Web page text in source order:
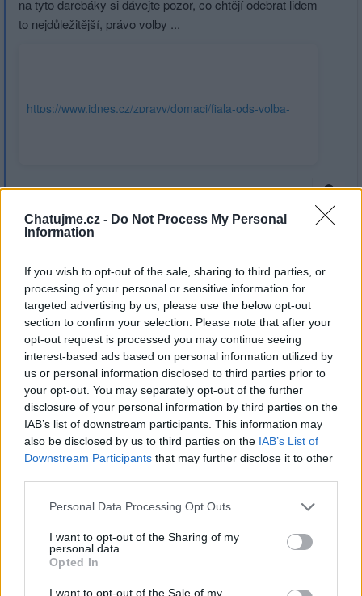
Chatujme.cz - Do Not Process My Personal
Information
If you wish to opt-out of the sale, sharing to third parties, or
processing of your personal or sensitive information for
targeted advertising by us, please use the below opt-out
section to confirm your selection. Please note that after your
opt-out request is processed you may continue seeing
interest-based ads based on personal information utilized by
us or personal information disclosed to third parties prior to
your opt-out. You may separately opt-out of the further
disclosure of your personal information by third parties on the
IAB’s list of downstream participants. This information may
also be disclosed by us to third parties on the IAB’s List of
Downstream Participants that may further disclose it to other
Personal Data Processing Opt Outs
I want to opt-out of the Sharing of my
personal data.
Opted In
I want to opt-out of the Sale of my
na tyto darebáky si dávejte pozor, co chtějí odebrat lidem
to nejdůležitější, právo volby ...
https://www.idnes.cz/zpravy/domaci/fiala-ods-volba-
Přihlásit se a odpovědět
Smazaný|Předmět:RE: RE: RE: RE: RE: 13.04.21 05:26:27
Reakce na příspěvek#581
už je to na nás, lidé, na volbách, je to dokončení
sametové revoluce, díky za ni, i když nebyla v režii
prostého lidu, nyní už ANO :-) hezký den
Reklama
Smazaný|Předmět: RE: RE: RE: RE: 13.04.21 05:16:57
Reakce na příspěvek #580